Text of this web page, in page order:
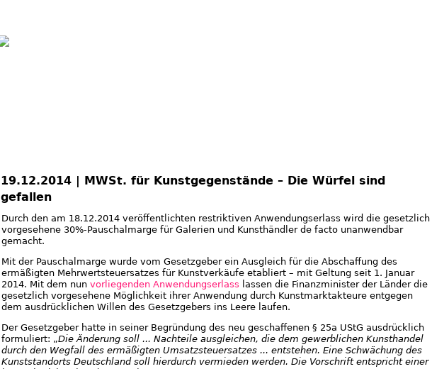
19.12.2014 | MWSt. für Kunstgegenstände – Die Würfel sind
gefallen
Durch den am 18.12.2014 veröffentlichten restriktiven Anwendungserlass wird die gesetzlich
vorgesehene 30%-Pauschalmarge für Galerien und Kunsthändler de facto unanwendbar
gemacht.
Mit der Pauschalmarge wurde vom Gesetzgeber ein Ausgleich für die Abschaffung des
ermäßigten Mehrwertsteuersatzes für Kunstverkäufe etabliert – mit Geltung seit 1. Januar
2014. Mit dem nun vorliegenden Anwendungserlass lassen die Finanzminister der Länder die
gesetzlich vorgesehene Möglichkeit ihrer Anwendung durch Kunstmarktakteure entgegen
dem ausdrücklichen Willen des Gesetzgebers ins Leere laufen.
Der Gesetzgeber hatte in seiner Begründung des neu geschaffenen § 25a UStG ausdrücklich
formuliert: „Die Änderung soll ... Nachteile ausgleichen, die dem gewerblichen Kunsthandel
durch den Wegfall des ermäßigten Umsatzsteuersatzes ... entstehen. Eine Schwächung des
Kunststandorts Deutschland soll hierdurch vermieden werden. Die Vorschrift entspricht einer